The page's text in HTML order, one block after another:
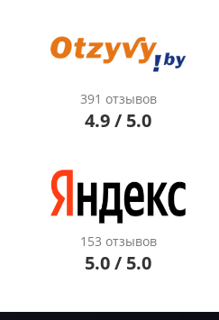
391 отзывов
4.9 / 5.0
153 отзывов
5.0 / 5.0